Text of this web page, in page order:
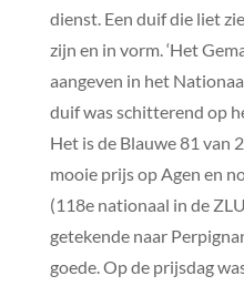
dienst. Een duif die liet
zijn en in vorm. ‘Het
aangeven in het
duif was schitterend op
Het is de Blauwe 81 van
mooie prijs op Agen en
(118e nationaal in de
getekende naar
goede. Op de prijsdag